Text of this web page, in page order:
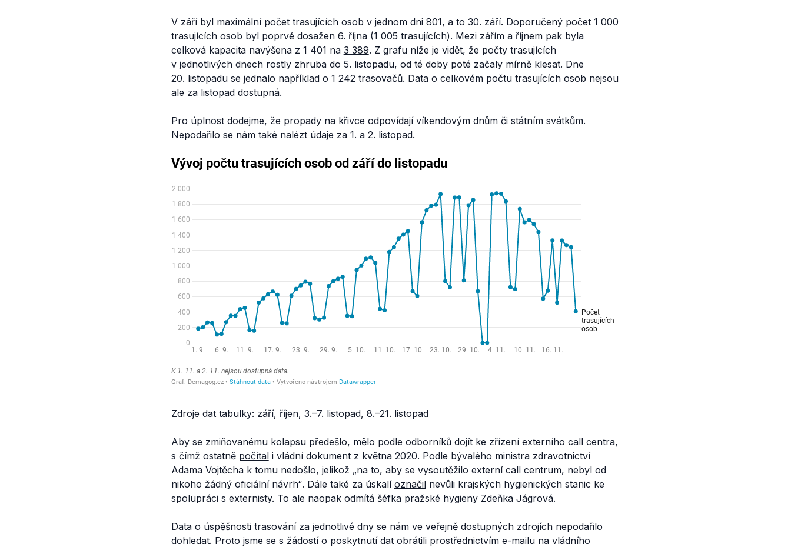
V září byl maximální počet trasujících osob v jednom dni 801, a to 30. září. Doporučený počet 1 000
trasujících osob byl poprvé dosažen 6. října (1 005 trasujících). Mezi zářím a říjnem pak byla
celková kapacita navýšena z 1 401 na 3 389. Z grafu níže je vidět, že počty trasujících
v jednotlivých dnech rostly zhruba do 5. listopadu, od té doby poté začaly mírně klesat. Dne
20. listopadu se jednalo například o 1 242 trasovačů. Data o celkovém počtu trasujících osob nejsou
ale za listopad dostupná.
Pro úplnost dodejme, že propady na křivce odpovídají víkendovým dnům či státním svátkům.
Nepodařilo se nám také nalézt údaje za 1. a 2. listopad.
Zdroje dat tabulky: září, říjen, 3.–7. listopad, 8.–21. listopad
Aby se zmiňovanému kolapsu předešlo, mělo podle odborníků dojít ke zřízení externího call centra,
s čímž ostatně počítali vládní dokument z května 2020. Podle bývalého ministra zdravotnictví
Adama Vojtěcha k tomu nedošlo, jelikož „na to, aby se vysoutěžilo externí call centrum, nebyl od
nikoho žádný oficiální návrh“. Dále také za úskalí označilnevůli krajských hygienických stanic ke
spolupráci s externisty. To ale naopak odmítá šéfka pražské hygieny Zdeňka Jágrová.
Data o úspěšnosti trasování za jednotlivé dny se nám ve veřejně dostupných zdrojích nepodařilo
dohledat. Proto jsme se s žádostí o poskytnutí dat obrátili prostřednictvím e-mailu na vládního